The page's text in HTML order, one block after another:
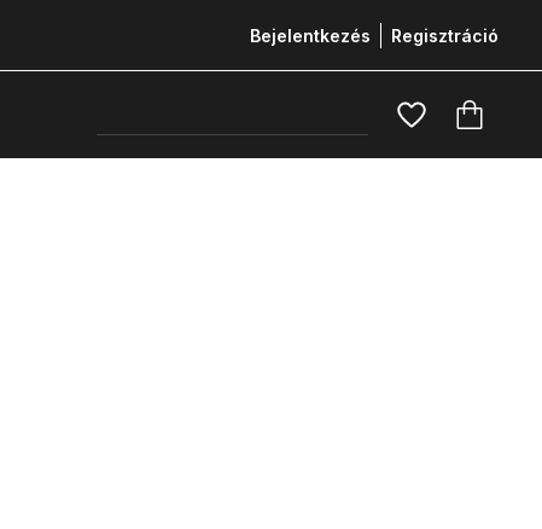
Bejelentkezés Regisztráció